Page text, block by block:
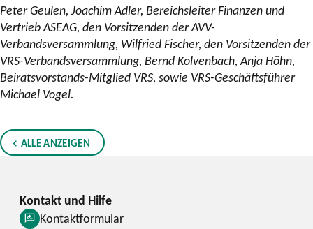
Peter Geulen, Joachim Adler, Bereichsleiter Finanzen und
Vertrieb ASEAG, den Vorsitzenden der AVV-
Verbandsversammlung, Wilfried Fischer, den Vorsitzenden der
VRS-Verbandsversammlung, Bernd Kolvenbach, Anja Höhn,
Beiratsvorstands-Mitglied VRS, sowie VRS-Geschäftsführer
Michael Vogel.
ALLE ANZEIGEN
Kontaktformular